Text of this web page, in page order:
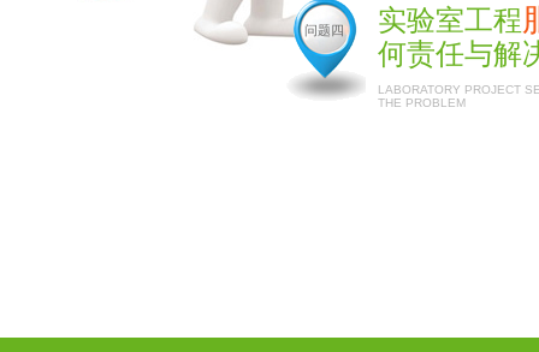
问题四 实验室工程
何责任与解
LABORATORY PROJECT
THE PROBLEM